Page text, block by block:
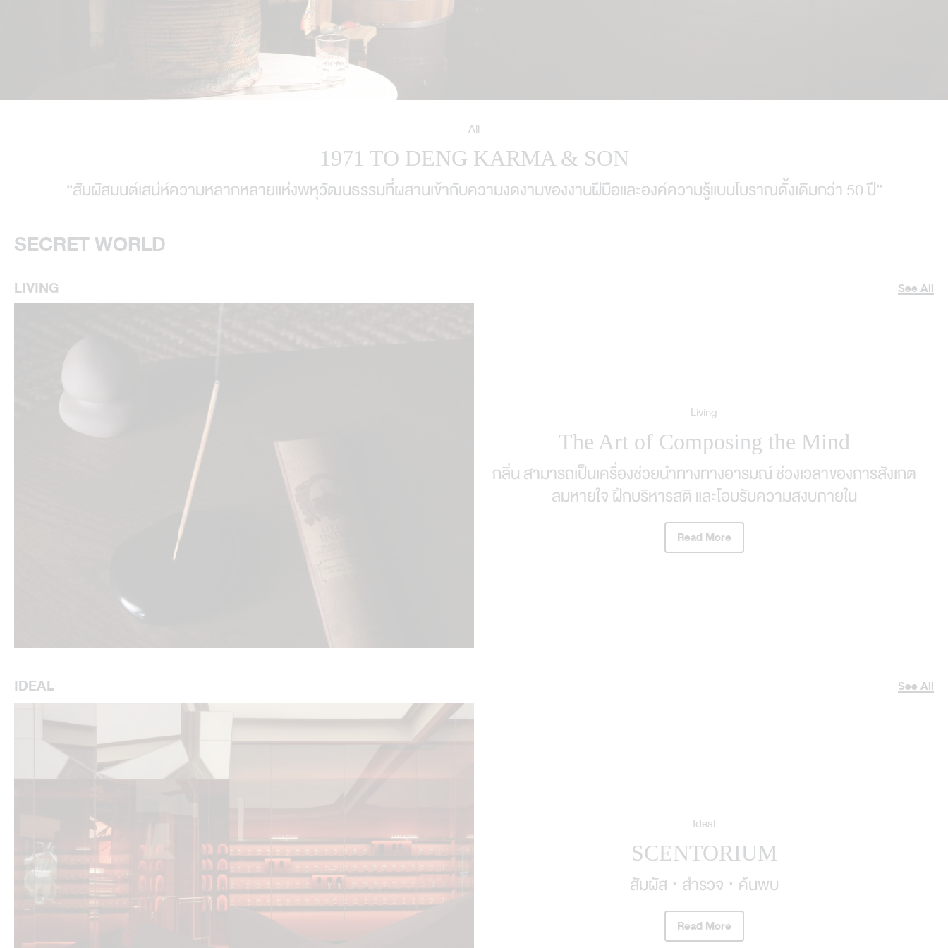
All
1971 TO DENG KARMA & SON
“สัมผัสมนต์เสน่ห์ความหลากหลายแห่งพหุวัฒนธรรมที่ผสานเข้ากับความงดงามของงานฝีมือและองค์ความรู้แบบโบราณดั้งเดิมกว่า 50 ปี”
SECRET WORLD
LIVING See All
Living
The Art of Composing the Mind
กลิ่น สามารถเป็นเครื่องช่วยนำทางทางอารมณ์ ช่วงเวลาของการสังเกต
ลมหายใจ ฝึกบริหารสติ และโอบรับความสงบภายใน
Read More
IDEAL See All
Ideal
SCENTORIUM
สัมผัส · สำรวจ · ค้นพบ
Read More